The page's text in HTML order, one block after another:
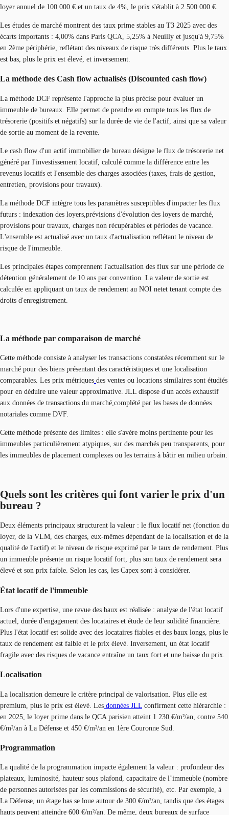
loyer annuel de 100 000 € et un taux de 4%, le prix s'établit à 2 500 000 €.
Les études de marché montrent des taux prime stables au T3 2025 avec des
écarts importants : 4,00% dans Paris QCA, 5,25% à Neuilly et jusqu'à 9,75%
en 2ème périphérie, reflétant des niveaux de risque très différents. Plus le taux
est bas, plus le prix est élevé, et inversement.
La méthode des Cash flow actualisés (Discounted cash flow)
La méthode DCF représente l'approche la plus précise pour évaluer un
immeuble de bureaux. Elle permet de prendre en compte tous les flux de
trésorerie (positifs et négatifs) sur la durée de vie de l'actif, ainsi que sa valeur
de sortie au moment de la revente.
Le cash flow d'un actif immobilier de bureau désigne le flux de trésorerie net
généré par l'investissement locatif, calculé comme la différence entre les
revenus locatifs et l'ensemble des charges associées (taxes, frais de gestion,
entretien, provisions pour travaux).
La méthode DCF intègre tous les paramètres susceptibles d'impacter les flux
futurs : indexation des loyers,prévisions d'évolution des loyers de marché,
provisions pour travaux, charges non récupérables et périodes de vacance.
L'ensemble est actualisé avec un taux d'actualisation reflétant le niveau de
risque de l'immeuble.
Les principales étapes comprennent l'actualisation des flux sur une période de
détention généralement de 10 ans par convention. La valeur de sortie est
calculée en appliquant un taux de rendement au NOI netet tenant compte des
droits d'enregistrement.
La méthode par comparaison de marché
Cette méthode consiste à analyser les transactions constatées récemment sur le
marché pour des biens présentant des caractéristiques et une localisation
comparables. Les prix métriques des ventes ou locations similaires sont étudiés
pour en déduire une valeur approximative. JLL dispose d'un accès exhaustif
aux données de transactions du marché,complété par les bases de données
notariales comme DVF.
Cette méthode présente des limites : elle s'avère moins pertinente pour les
immeubles particulièrement atypiques, sur des marchés peu transparents, pour
les immeubles de placement complexes ou les terrains à bâtir en milieu urbain.
Quels sont les critères qui font varier le prix d'un
bureau ?
Deux éléments principaux structurent la valeur : le flux locatif net (fonction du
loyer, de la VLM, des charges, eux-mêmes dépendant de la localisation et de la
qualité de l'actif) et le niveau de risque exprimé par le taux de rendement. Plus
un immeuble présente un risque locatif fort, plus son taux de rendement sera
élevé et son prix faible. Selon les cas, les Capex sont à considérer.
État locatif de l'immeuble
Lors d'une expertise, une revue des baux est réalisée : analyse de l'état locatif
actuel, durée d'engagement des locataires et étude de leur solidité financière.
Plus l'état locatif est solide avec des locataires fiables et des baux longs, plus le
taux de rendement est faible et le prix élevé. Inversement, un état locatif
fragile avec des risques de vacance entraîne un taux fort et une baisse du prix.
Localisation
La localisation demeure le critère principal de valorisation. Plus elle est
premium, plus le prix est élevé. Les données JLL confirment cette hiérarchie :
en 2025, le loyer prime dans le QCA parisien atteint 1 230 €/m²/an, contre 540
€/m²/an à La Défense et 450 €/m²/an en 1ère Couronne Sud.
Programmation
La qualité de la programmation impacte également la valeur : profondeur des
plateaux, luminosité, hauteur sous plafond, capacitaire de l’immeuble (nombre
de personnes autorisées par les commissions de sécurité), etc. Par exemple, à
La Défense, un étage bas se loue autour de 300 €/m²/an, tandis que des étages
hauts peuvent atteindre 600 €/m²/an. De même, deux bureaux de surface